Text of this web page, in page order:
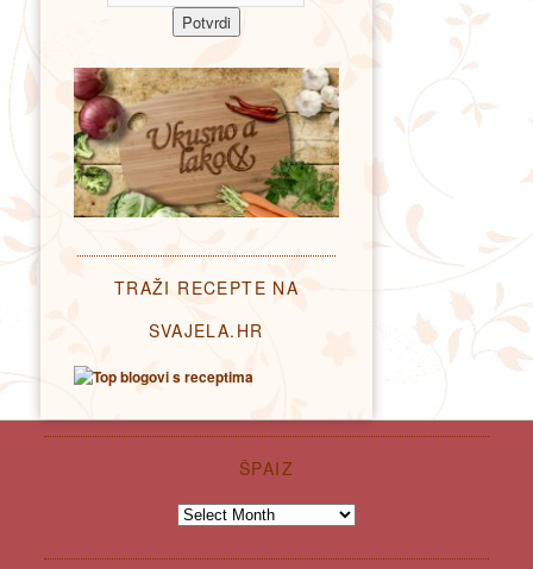
TRAŽI RECEPTE NA
SVAJELA.HR
ŠPAIZ
Špaiz